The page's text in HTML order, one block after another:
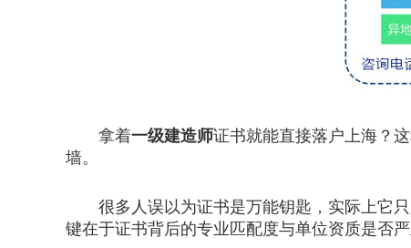
拿着一级建造师证书就能直接落户上海？
墙。
很多人误以为证书是万能钥匙，实际上它
键在于证书背后的专业匹配度与单位资质是否严